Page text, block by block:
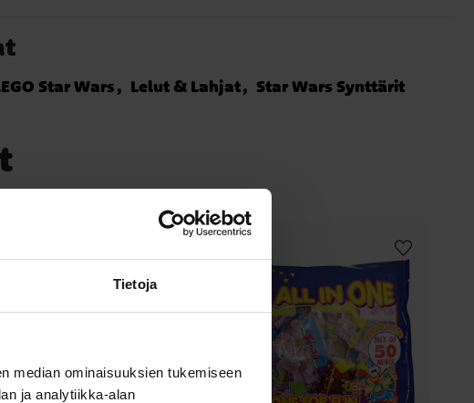
Tietoja
median ominaisuuksien tukemiseen
ja analytiikka-alan
Star Wars Lelut & Lahjat Star Wars Synttärit